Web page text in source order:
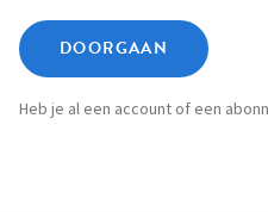
DOORGAAN
Heb je al een account of een